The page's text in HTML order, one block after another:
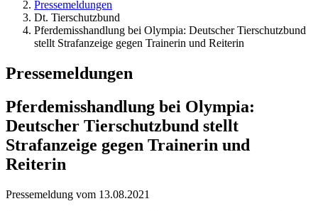
Pressemeldungen
Dt. Tierschutzbund
Pferdemisshandlung bei Olympia: Deutscher Tierschutzbund
stellt Strafanzeige gegen Trainerin und Reiterin
Pressemeldungen
Pferdemisshandlung bei Olympia:
Deutscher Tierschutzbund stellt
Strafanzeige gegen Trainerin und
Reiterin
Pressemeldung vom 13.08.2021